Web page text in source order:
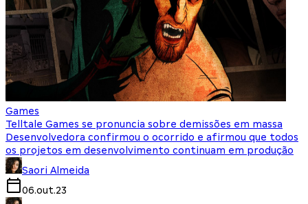
Games
Telltale Games se pronuncia sobre demissões em massa
Desenvolvedora confirmou o ocorrido e afirmou que todos
os projetos em desenvolvimento continuam em produção
Saori Almeida
06.out.23